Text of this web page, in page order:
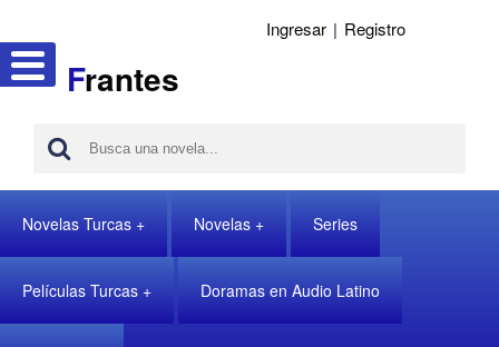
Frantes
Ingresar | Registro
Novelas Turcas Novelas Series
Películas Turcas Doramas en Audio Latino